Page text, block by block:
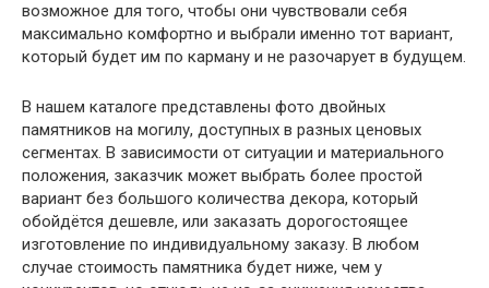
возможное для того, чтобы они чувствовали себя
максимально комфортно и выбрали именно тот вариант,
который будет им по карману и не разочарует в будущем.
В нашем каталоге представлены фото двойных
памятников на могилу, доступных в разных ценовых
сегментах. В зависимости от ситуации и материального
положения, заказчик может выбрать более простой
вариант без большого количества декора, который
обойдётся дешевле, или заказать дорогостоящее
изготовление по индивидуальному заказу. В любом
случае стоимость памятника будет ниже, чем у